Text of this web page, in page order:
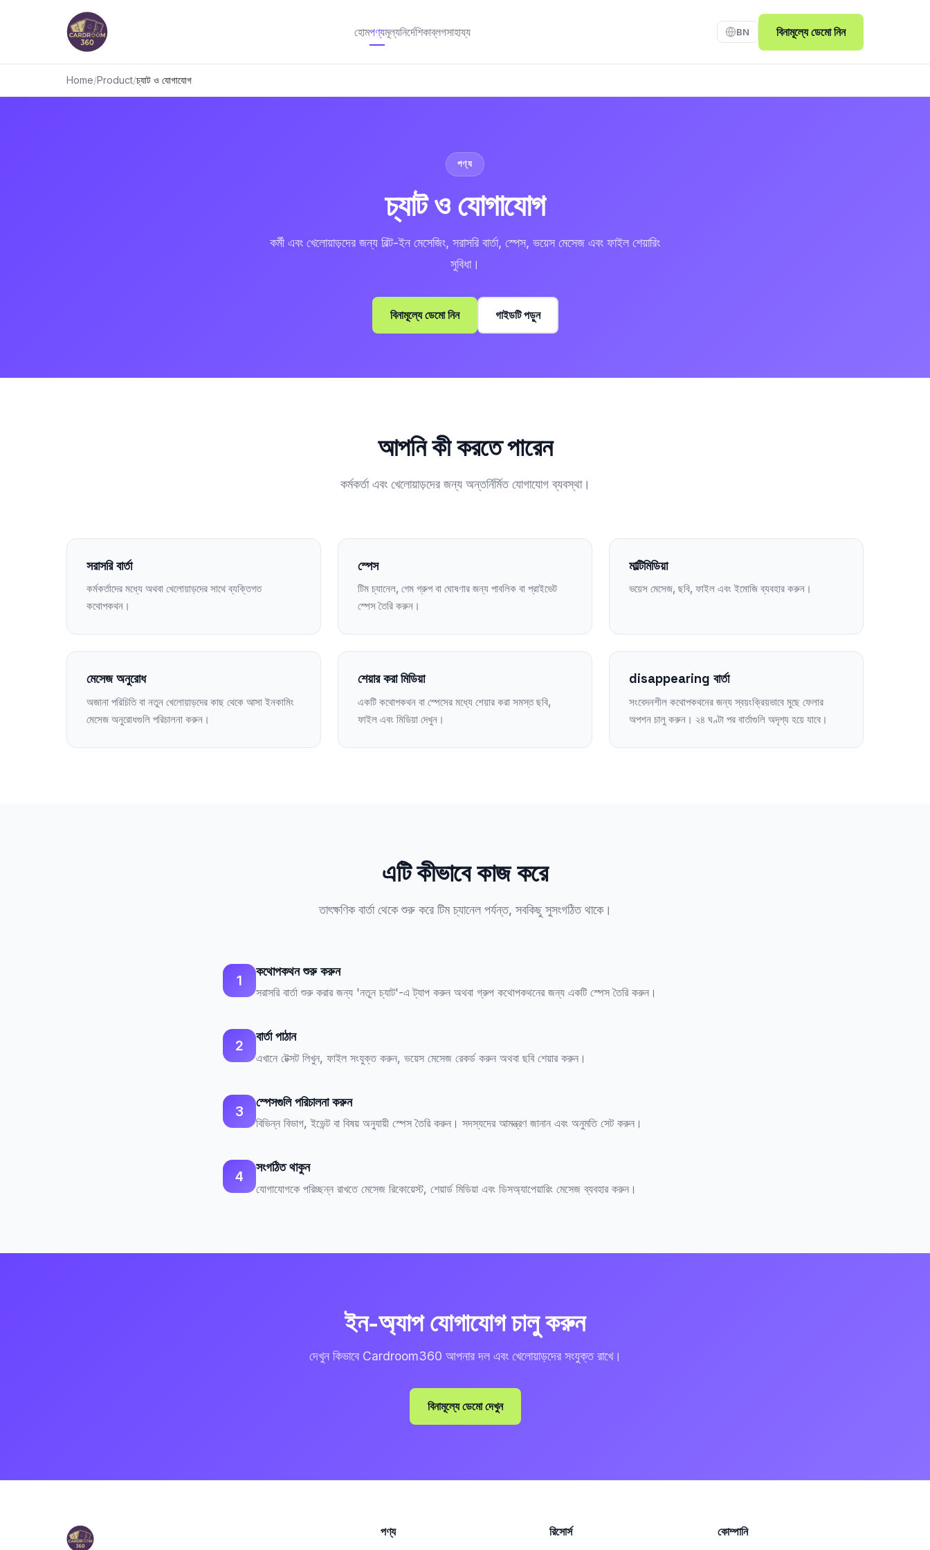
হোমপণ্যমূল্যনির্দেশিকাব্লগসাহায্য BN বিনামূল্যে ডেমো নিন
Home/Product/চ্যাট ও যোগাযোগ
পণ্য
চ্যাট ও যোগাযোগ
কর্মী এবং খেলোয়াড়দের জন্য বিল্ট-ইন মেসেজিং, সরাসরি বার্তা, স্পেস, ভয়েস মেসেজ এবং ফাইল শেয়ারিং
সুবিধা।
বিনামূল্যে ডেমো নিন গাইডটি পড়ুন
আপনি কী করতে পারেন
কর্মকর্তা এবং খেলোয়াড়দের জন্য অন্তর্নির্মিত যোগাযোগ ব্যবস্থা।
সরাসরি বার্তা
কর্মকর্তাদের মধ্যে অথবা খেলোয়াড়দের সাথে ব্যক্তিগত
কথোপকথন।
স্পেস
টিম চ্যানেল, গেম গ্রুপ বা ঘোষণার জন্য পাবলিক বা প্রাইভেট
স্পেস তৈরি করুন।
মাল্টিমিডিয়া
ভয়েস মেসেজ, ছবি, ফাইল এবং ইমোজি ব্যবহার করুন।
মেসেজ অনুরোধ
অজানা পরিচিতি বা নতুন খেলোয়াড়দের কাছ থেকে আসা ইনকামিং
মেসেজ অনুরোধগুলি পরিচালনা করুন।
শেয়ার করা মিডিয়া
একটি কথোপকথন বা স্পেসের মধ্যে শেয়ার করা সমস্ত ছবি,
ফাইল এবং মিডিয়া দেখুন।
disappearing বার্তা
সংবেদনশীল কথোপকথনের জন্য স্বয়ংক্রিয়ভাবে মুছে ফেলার
অপশন চালু করুন। ২৪ ঘণ্টা পর বার্তাগুলি অদৃশ্য হয়ে যাবে।
এটি কীভাবে কাজ করে
তাৎক্ষণিক বার্তা থেকে শুরু করে টিম চ্যানেল পর্যন্ত, সবকিছু সুসংগঠিত থাকে।
1
কথোপকথন শুরু করুন
সরাসরি বার্তা শুরু করার জন্য 'নতুন চ্যাট'-এ ট্যাপ করুন অথবা গ্রুপ কথোপকথনের জন্য একটি স্পেস তৈরি করুন।
2
বার্তা পাঠান
এখানে টেক্সট লিখুন, ফাইল সংযুক্ত করুন, ভয়েস মেসেজ রেকর্ড করুন অথবা ছবি শেয়ার করুন।
3
স্পেসগুলি পরিচালনা করুন
বিভিন্ন বিভাগ, ইভেন্ট বা বিষয় অনুযায়ী স্পেস তৈরি করুন। সদস্যদের আমন্ত্রণ জানান এবং অনুমতি সেট করুন।
4
সংগঠিত থাকুন
যোগাযোগকে পরিচ্ছন্ন রাখতে মেসেজ রিকোয়েস্ট, শেয়ার্ড মিডিয়া এবং ডিসঅ্যাপেয়ারিং মেসেজ ব্যবহার করুন।
ইন-অ্যাপ যোগাযোগ চালু করুন
দেখুন কিভাবে Cardroom360 আপনার দল এবং খেলোয়াড়দের সংযুক্ত রাখে।
বিনামূল্যে ডেমো দেখুন
পণ্য রিসোর্স কোম্পানি